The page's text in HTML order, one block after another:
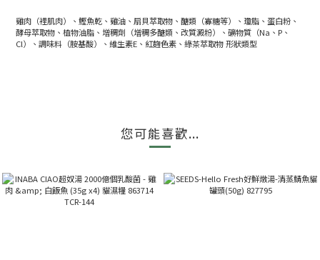
雞肉（裡肌肉）、鰹魚乾、雞油、扇貝萃取物、醣類（寡糖等）、瓊脂、蛋白粉、
酵母萃取物、植物油脂、增稠劑（增稠多醣類、改質澱粉）、礦物質（Na、P、
Cl）、調味料（胺基酸）、維生素E、紅麴色素、綠茶萃取物 形狀類型
您可能喜歡...